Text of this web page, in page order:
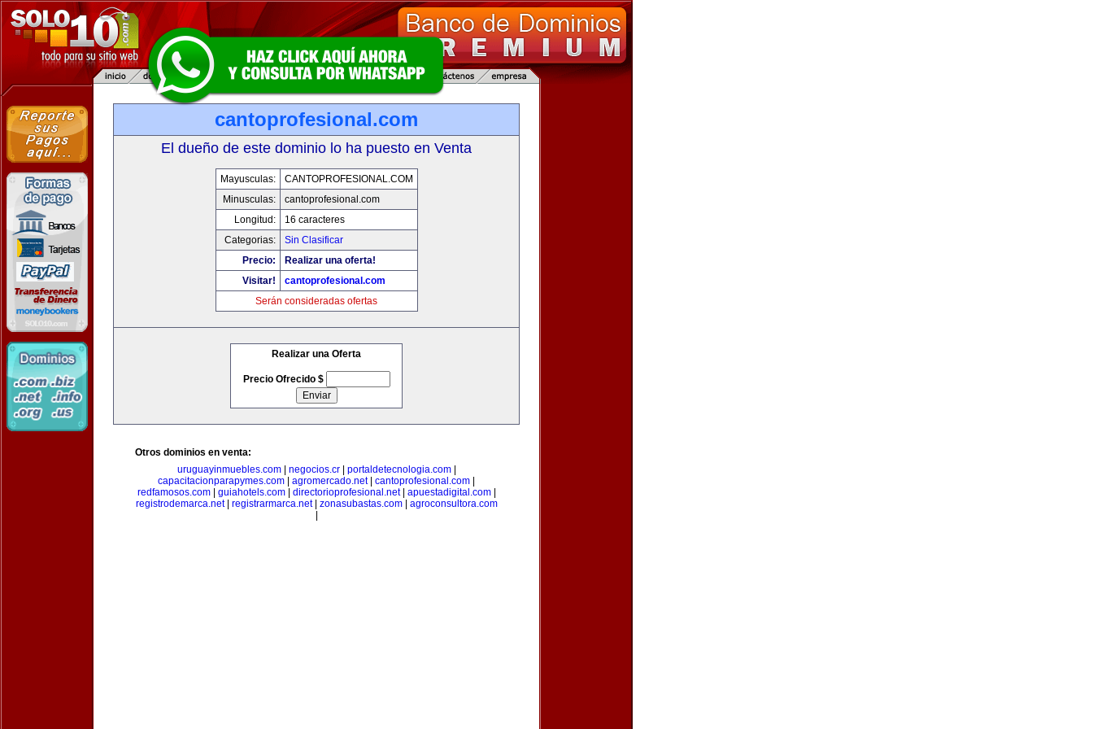
cantoprofesional.com
El dueño de este dominio lo ha puesto en Venta
Mayusculas:
CANTOPROFESIONAL.COM
Minusculas:
cantoprofesional.com
Longitud:
16 caracteres
Categorias:
Sin Clasificar
Precio:
Realizar una oferta!
Visitar!
cantoprofesional.com
Serán consideradas ofertas
Realizar una Oferta
Precio Ofrecido $
Otros dominios en venta:
uruguayinmuebles.com| negocios.cr| portaldetecnologia.com|
capacitacionparapymes.com
agromercado.net| cantoprofesional.com
redfamosos.com| guiahotels.com| directorioprofesional.net| apuestadigital.com|
registrodemarca.net| registrarmarca.net| zonasubastas.com| agroconsultora.com